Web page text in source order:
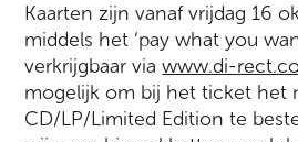
Kaarten zijn vanaf vrijdag 16
middels het ‘pay what you
verkrijgbaar viawww.di-
mogelijk om bij het ticket het
CD/LP/Limited Edition te